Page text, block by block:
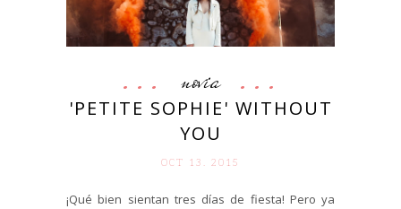
novia
'PETITE SOPHIE' WITHOUT
YOU
OCT 13. 2015
¡Qué bien sientan tres días de fiesta! Pero ya